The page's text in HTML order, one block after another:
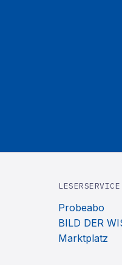
LESERSERVICE
Probeabo
BILD DER
Marktplatz